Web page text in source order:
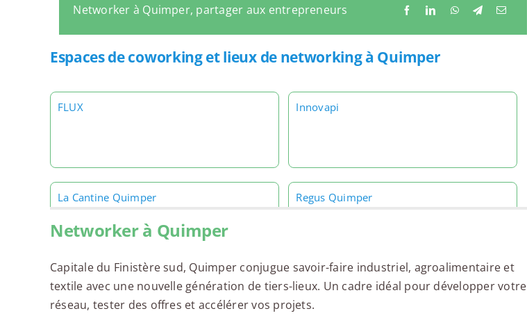
Networker à Quimper, partager aux entrepreneurs
Espaces de coworking et lieux de networking à Quimper
FLUX Innovapi
La Cantine Quimper Regus Quimper
Wojo Quimper - Ibis centre
Networker à Quimper
Capitale du Finistère sud, Quimper conjugue savoir-faire industriel, agroalimentaire et
textile avec une nouvelle génération de tiers-lieux. Un cadre idéal pour développer votre
réseau, tester des offres et accélérer vos projets.